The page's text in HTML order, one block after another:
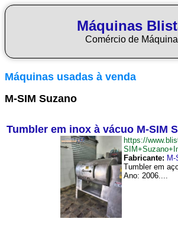
Máquinas
Comércio de
Máquinas usadas à venda
M-SIM Suzano
Tumbler em inox à vácuo M-SIM
https://
Fabricante:
Tumbler em
Ano: 2006....